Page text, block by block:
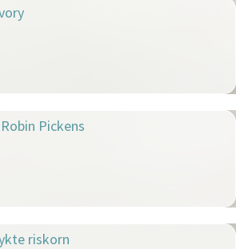
Pickens
riskorn